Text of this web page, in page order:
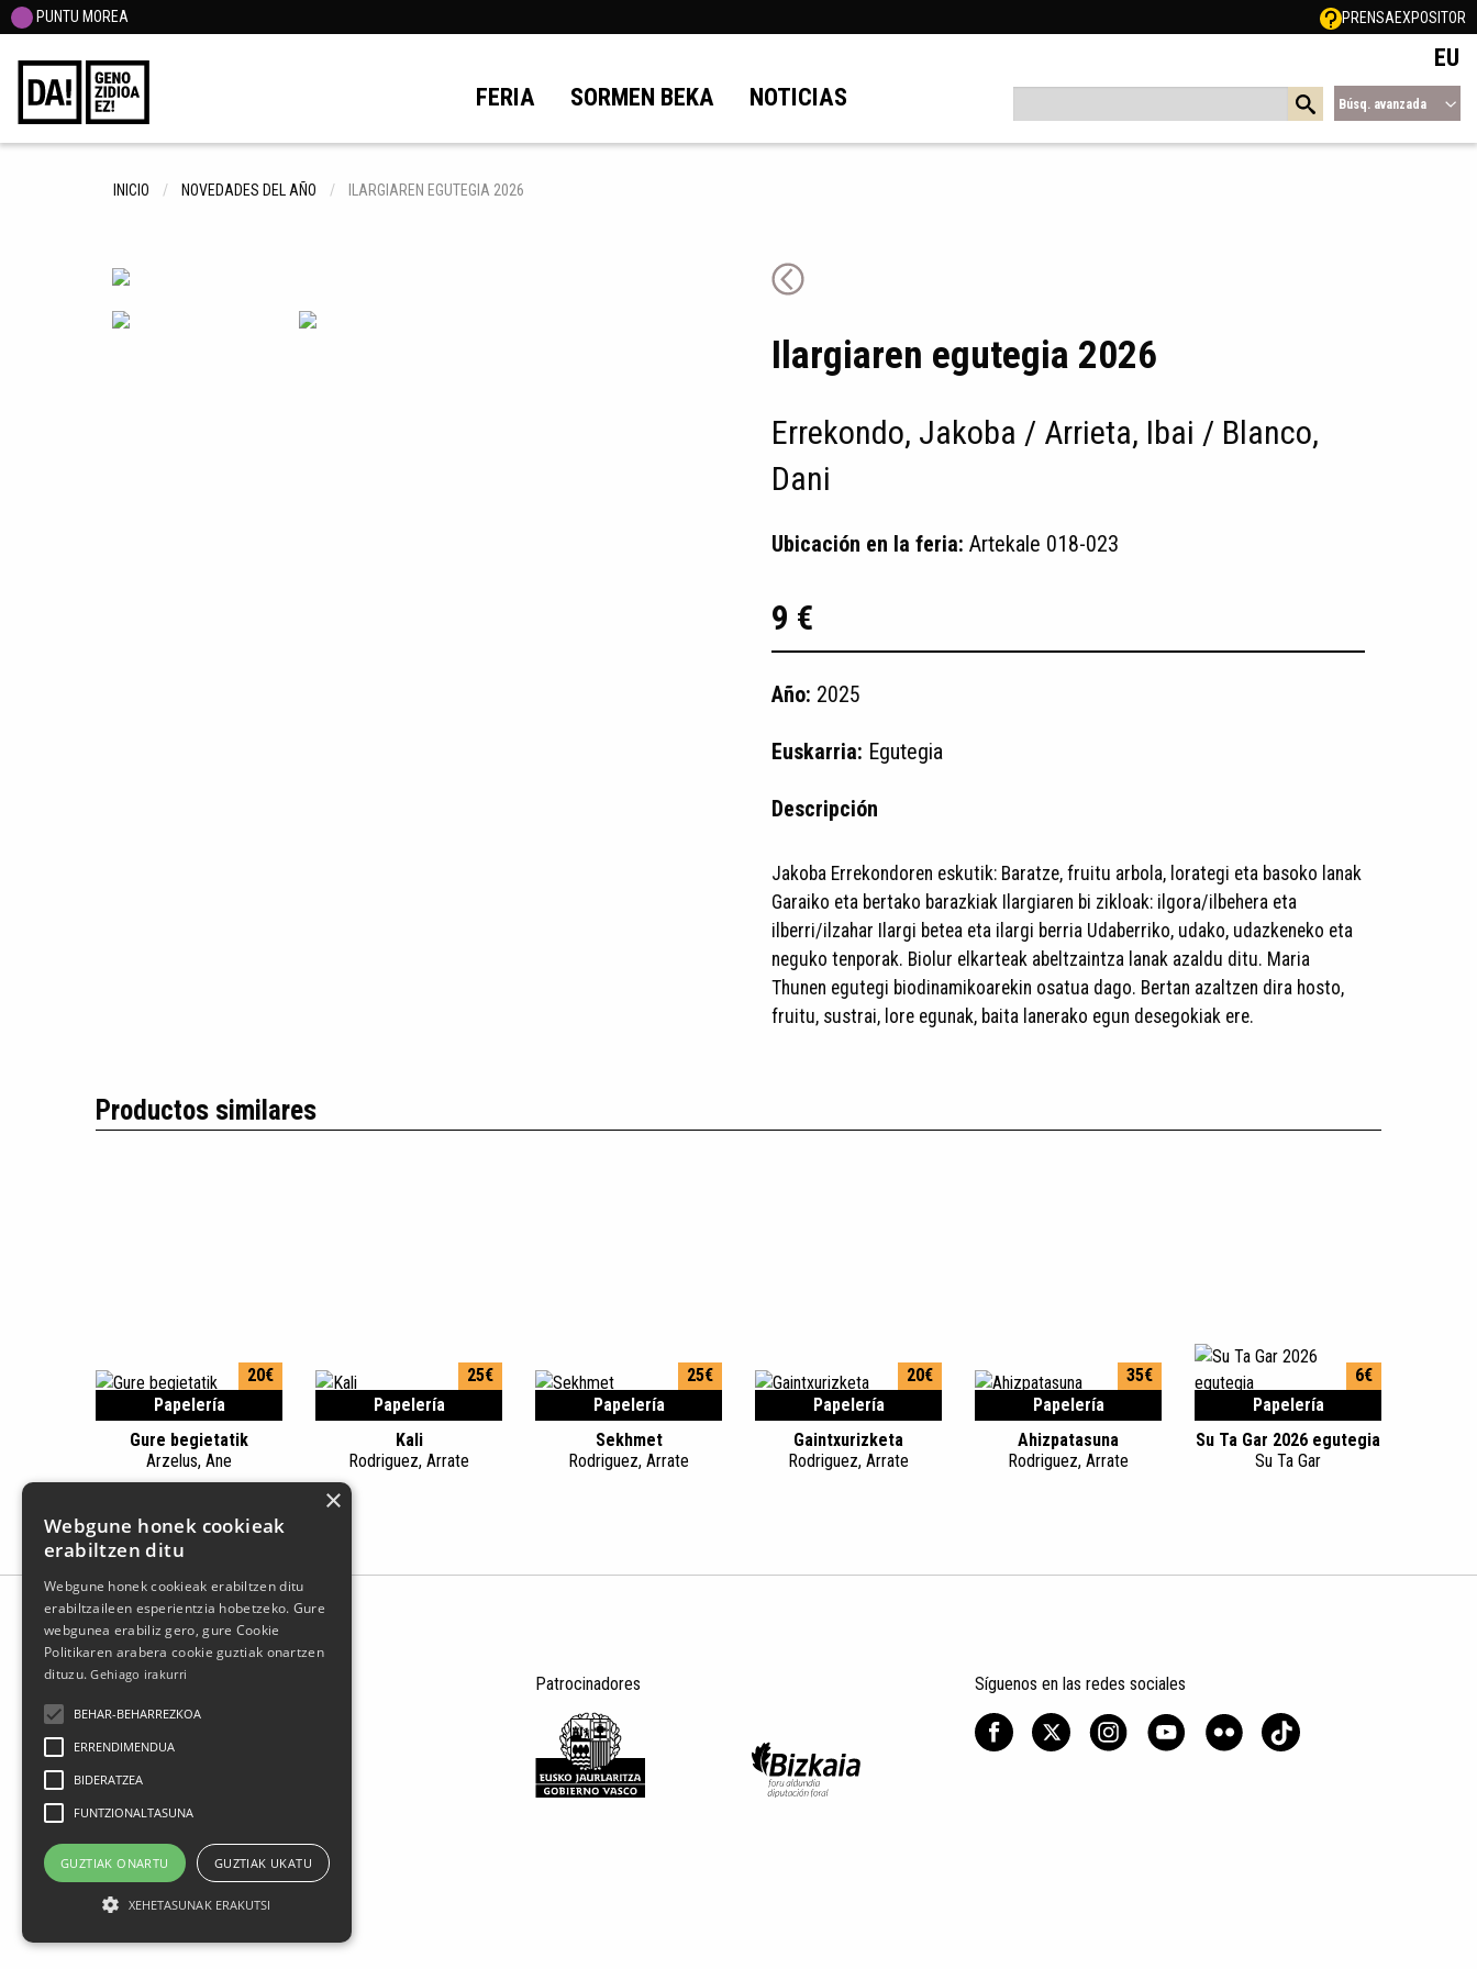
PUNTU MOREA PRENSAEXPOSITOR
FERIA SORMEN BEKA NOTICIAS
EU
Búsq. avanzada
INICIO NOVEDADES DEL AÑO ILARGIAREN EGUTEGIA 2026
Ilargiaren egutegia 2026
Errekondo, Jakoba / Arrieta, Ibai / Blanco,
Dani
Ubicación en la feria: Artekale 018-023
9 €
Año: 2025
Euskarria: Egutegia
Descripción
Jakoba Errekondoren eskutik: Baratze, fruitu arbola, lorategi eta basoko lanak
Garaiko eta bertako barazkiak Ilargiaren bi zikloak: ilgora/ilbehera eta
ilberri/ilzahar Ilargi betea eta ilargi berria Udaberriko, udako, udazkeneko eta
neguko tenporak. Biolur elkarteak abeltzaintza lanak azaldu ditu. Maria
Thunen egutegi biodinamikoarekin osatua dago. Bertan azaltzen dira hosto,
fruitu, sustrai, lore egunak, baita lanerako egun desegokiak ere.
Productos similares
Papelería
20€
Gure begietatik
Arzelus, Ane
Papelería
25€
Kali
Rodriguez, Arrate
Papelería
25€
Sekhmet
Rodriguez, Arrate
Papelería
20€
Gaintxurizketa
Rodriguez, Arrate
Papelería
35€
Ahizpatasuna
Rodriguez, Arrate
Papelería
6€
Su Ta Gar 2026 egutegia
Su Ta Gar
Larrasoloeta, 3 48200 Durango
gerediaga@durangokoazoka.eus
Patrocinadores Síguenos en las redes sociales
×
Webgune honek cookieak
erabiltzen ditu
Webgune honek cookieak erabiltzen ditu
erabiltzaileen esperientzia hobetzeko. Gure
webgunea erabiliz gero, gure Cookie
Politikaren arabera cookie guztiak onartzen
dituzu.Gehiago irakurri
BEHAR-BEHARREZKOA
ERRENDIMENDUA
BIDERATZEA
FUNTZIONALTASUNA
GUZTIAK ONARTU GUZTIAK UKATU
XEHETASUNAK ERAKUTSI